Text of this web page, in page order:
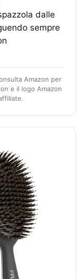
dalle
sempre
Amazon per
e il logo Amazon